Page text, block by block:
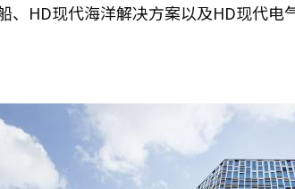
、HD现代海洋解决方案以及HD现代电